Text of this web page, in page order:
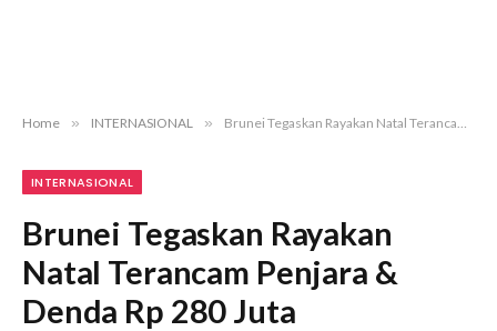
Home » INTERNASIONAL » Brunei Tegaskan Rayakan Natal Terancam Penjara & Denda Rp 280 Juta
INTERNASIONAL
Brunei Tegaskan Rayakan
Natal Terancam Penjara &
Denda Rp 280 Juta